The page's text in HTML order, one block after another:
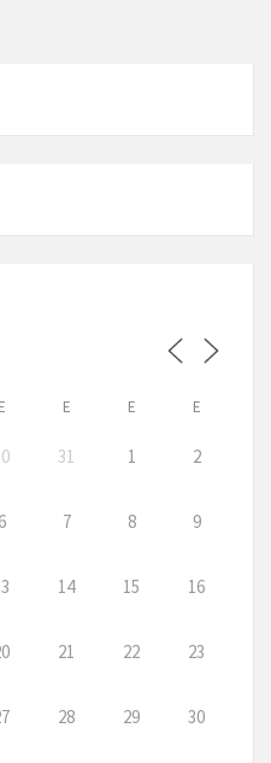
E E E E
31 1 2
6 7 8 9
14 15 16
21 22 23
28 29 30